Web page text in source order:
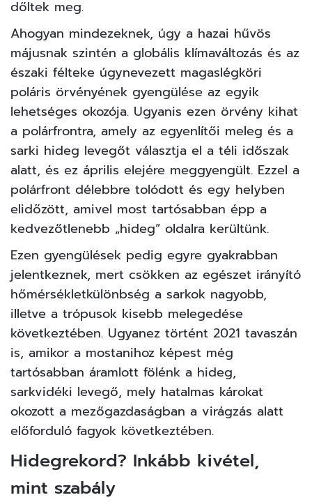
dőltek meg.
Ahogyan mindezeknek, úgy a hazai hűvös
májusnak szintén a globális klímaváltozás és az
északi félteke úgynevezett magaslégköri
poláris örvényének gyengülése az egyik
lehetséges okozója. Ugyanis ezen örvény kihat
a polárfrontra, amely az egyenlítői meleg és a
sarki hideg levegőt választja el a téli időszak
alatt, és ez április elejére meggyengült. Ezzel a
polárfront délebbre tolódott és egy helyben
elidőzött, amivel most tartósabban épp a
kedvezőtlenebb „hideg” oldalra kerültünk.
Ezen gyengülések pedig egyre gyakrabban
jelentkeznek, mert csökken az egészet irányító
hőmérsékletkülönbség a sarkok nagyobb,
illetve a trópusok kisebb melegedése
következtében. Ugyanez történt 2021 tavaszán
is, amikor a mostanihoz képest még
tartósabban áramlott fölénk a hideg,
sarkvidéki levegő, mely hatalmas károkat
okozott a mezőgazdaságban a virágzás alatt
előforduló fagyok következtében.
Hidegrekord? Inkább kivétel,
mint szabály